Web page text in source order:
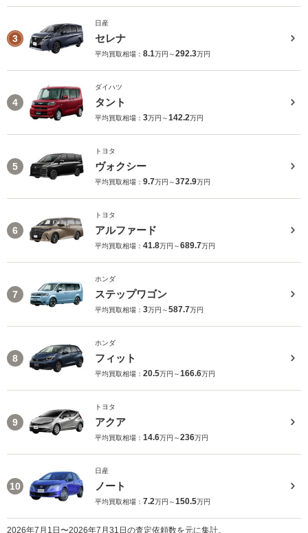
3
日産
セレナ
平均買取相場： 8.1万円～292.3万円
4
ダイハツ
タント
平均買取相場： 3万円～142.2万円
5
トヨタ
ヴォクシー
平均買取相場： 9.7万円～372.9万円
6
トヨタ
アルファード
平均買取相場： 41.8万円～689.7万円
7
ホンダ
ステップワゴン
平均買取相場： 3万円～587.7万円
8
ホンダ
フィット
平均買取相場： 20.5万円～166.6万円
9
トヨタ
アクア
平均買取相場： 14.6万円～236万円
10
日産
ノート
平均買取相場： 7.2万円～150.5万円
2026年7月1日〜2026年7月31日の査定依頼数を元に集計。